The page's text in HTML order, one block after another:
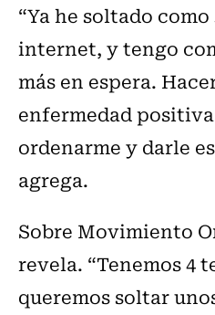
“Ya he soltado
internet, y tengo
más en espera.
enfermedad
ordenarme y darle
agrega.
Sobre Movimiento
revela. “Tenemos 4
queremos soltar